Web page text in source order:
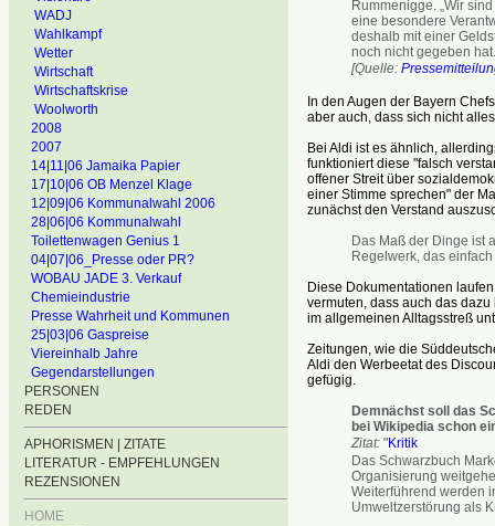
WADJ
Wahlkampf
Wetter
Wirtschaft
Wirtschaftskrise
Woolworth
2008
2007
14|11|06 Jamaika Papier
17|10|06 OB Menzel Klage
12|09|06 Kommunalwahl 2006
28|06|06 Kommunalwahl
Toilettenwagen Genius 1
04|07|06_Presse oder PR?
WOBAU JADE 3. Verkauf
Chemieindustrie
Presse Wahrheit und Kommunen
25|03|06 Gaspreise
Viereinhalb Jahre
Gegendarstellungen
PERSONEN
REDEN
APHORISMEN | ZITATE
LITERATUR - EMPFEHLUNGEN
REZENSIONEN
HOME
Rummenigge. „Wir
eine besondere
deshalb mit einer
noch nicht gegeben
[Quelle:
In den Augen der Bayern
aber auch, dass sich nicht
Bei Aldi ist es ähnlich,
funktioniert diese "falsch
offener Streit über
einer Stimme sprechen" der
zunächst den Verstand
Das Maß der Dinge ist
Regelwerk, das
Diese Dokumentationen
vermuten, dass auch das
im allgemeinen Alltagsstreß
Zeitungen, wie die
Aldi den Werbeetat des
gefügig.
Demnächst soll das
bei Wikipedia schon
Zitat:"Kritik
Das Schwarzbuch
Organisierung
Weiterführend werden
Umweltzerstörung als